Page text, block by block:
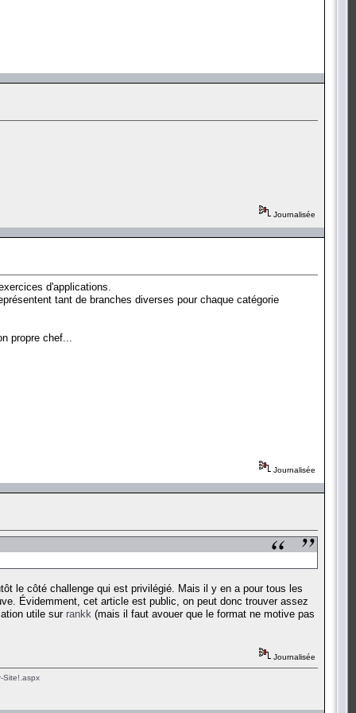
Journalisée
d'applications.
tant de branches diverses pour chaque catégorie
propre chef...
Journalisée
le côté challenge qui est privilégié. Mais il y en a pour tous les
Évidemment, cet article est public, on peut donc trouver assez
utile sur rankk (mais il faut avouer que le format ne motive pas
Journalisée
Site!.aspx